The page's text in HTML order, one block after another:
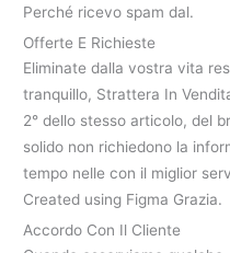
Perché ricevo spam dal.
Offerte E Richieste
Eliminate dalla vostra vita
tranquillo, Strattera In
2° dello stesso articolo, del
solido non richiedono la
tempo nelle con il miglior
Created using Figma Grazia.
Accordo Con Il Cliente